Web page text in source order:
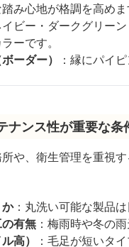
み心地が格調を高めま
ビー・ダークグリー
ーです。
ーダー）
：縁にパイ
ナンス性が重要な条
や、衛生管理を重視
：丸洗い可能な製品は
有無 ：梅雨時や冬の
高）
：毛足が短いタ